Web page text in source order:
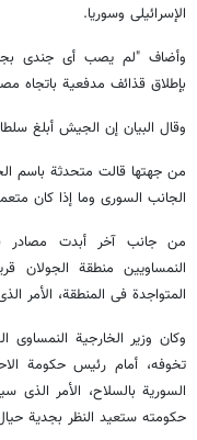
الإسرائیلی وسوریا.
وأضاف "لم یصب أی جندی
بإطلاق قذائف مدفعیة باتجاه
وقال البیان إن الجیش أبلغ
من جهتها قالت متحدثة باسم
الجانب السوری وما إذا کان
من جانب آخر أبدت مصادر
النمساویین منطقة الجولان
المتواجدة فی المنطقة، الأمر
وکان وزیر الخارجیة النمساوی
تخوفه، أمام رئیس حکومة
السوریة بالسلاح، الأمر الذی
حکومته ستعید النظر بجدیة